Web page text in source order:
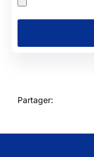
Partager: